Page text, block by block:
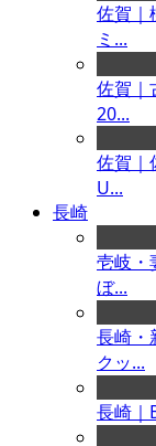
佐賀｜
ミ...
佐賀｜
20...
佐賀｜
U...
長崎
壱岐・
ぼ...
長崎・
クッ...
長崎｜